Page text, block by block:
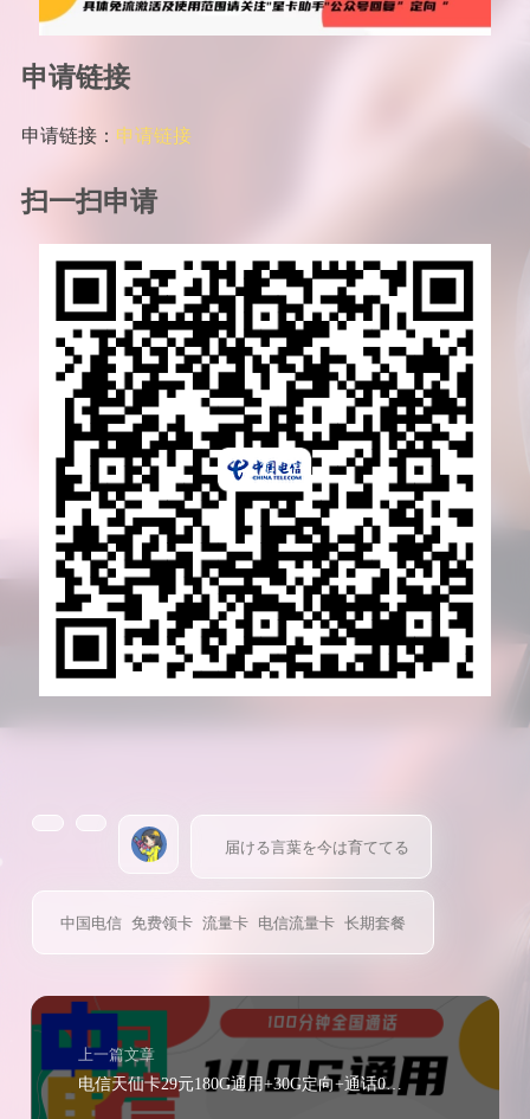
申请链接
申请链接： 申请链接
扫一扫申请
届ける言葉を今は育ててる
中国电信 免费领卡 流量卡 电信流量卡 长期套餐
上一篇文章
电信天仙卡29元180G通用+30G定向+通话0.1元/分钟